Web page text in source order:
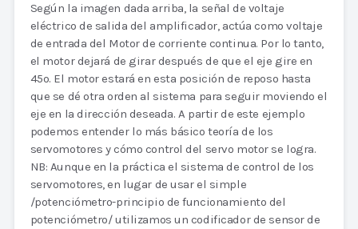
Según la imagen dada arriba, la señal de voltaje
eléctrico de salida del amplificador, actúa como voltaje
de entrada del Motor de corriente continua. Por lo tanto,
el motor dejará de girar después de que el eje gire en
45o. El motor estará en esta posición de reposo hasta
que se dé otra orden al sistema para seguir moviendo el
eje en la dirección deseada. A partir de este ejemplo
podemos entender lo más básico teoría de los
servomotores y cómo control del servo motor se logra.
NB: Aunque en la práctica el sistema de control de los
servomotores, en lugar de usar el simple
/potenciómetro-principio de funcionamiento del
potenciómetro/ utilizamos un codificador de sensor de